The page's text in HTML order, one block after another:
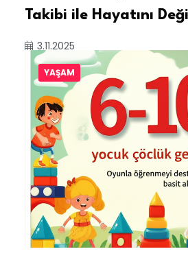
Takibi ile Hayatını
3.11.2025
YAŞAM